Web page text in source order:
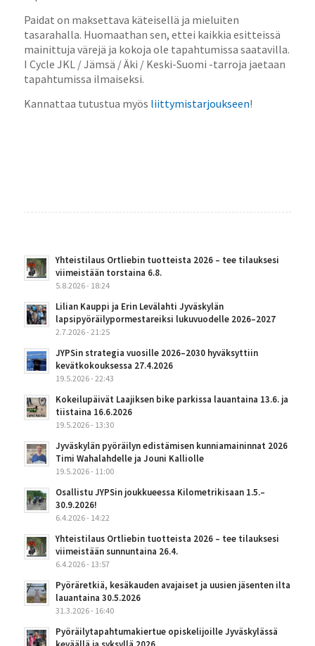
Paidat on maksettava käteisellä ja mieluiten
tasarahalla. Huomaathan sen, ettei kaikkia esitteissä
mainittuja värejä ja kokoja ole tapahtumissa saatavilla.
I Cycle JKL / Jämsä / Äki / Keski-Suomi -tarroja jaetaan
tapahtumissa ilmaiseksi.
Kannattaa tutustua myös liittymistarjoukseen!
Yhteistilaus Ortliebin tuotteista 2026 – tee tilauksesi
viimeistään torstaina 6.8.
5.8.2026 - 18:24
Lilian Kauppi ja Erin Levälahti Jyväskylän
lapsipyöräilypormestareiksi lukuvuodelle 2026–2027
2.7.2026 - 21:25
JYPSin strategia vuosille 2026–2030 hyväksyttiin
kevätkokouksessa 27.4.2026
19.5.2026 - 22:43
Kokeilupäivät Laajiksen bike parkissa lauantaina 13.6. ja
tiistaina 16.6.2026
19.5.2026 - 13:30
Jyväskylän pyöräilyn edistämisen kunniamaininnat 2026
Timi Wahalahdelle ja Jouni Kalliolle
19.5.2026 - 11:00
Osallistu JYPSin joukkueessa Kilometrikisaan 1.5.–
30.9.2026!
6.4.2026 - 14:22
Yhteistilaus Ortliebin tuotteista 2026 – tee tilauksesi
viimeistään sunnuntaina 26.4.
6.4.2026 - 13:57
Pyöräretkiä, kesäkauden avajaiset ja uusien jäsenten ilta
lauantaina 30.5.2026
31.3.2026 - 16:40
Pyöräilytapahtumakiertue opiskelijoille Jyväskylässä